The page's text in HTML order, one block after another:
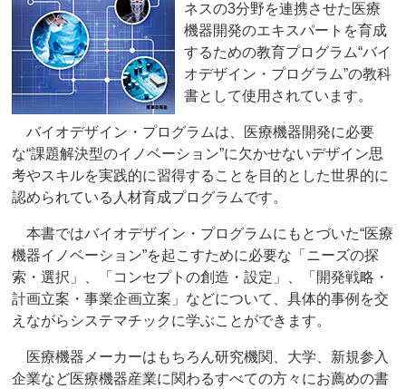
ネスの3分野を連携させた医療
機器開発のエキスパートを育成
するための教育プログラム“バイ
オデザイン・プログラム”の教科
書として使用されています。
バイオデザイン・プログラムは、医療機器開発に必要
な“課題解決型のイノベーション”に欠かせないデザイン思
考やスキルを実践的に習得することを目的とした世界的に
認められている人材育成プログラムです。
本書ではバイオデザイン・プログラムにもとづいた“医療
機器イノベーション”を起こすために必要な「ニーズの探
索・選択」、「コンセプトの創造・設定」、「開発戦略・
計画立案・事業企画立案」などについて、具体的事例を交
えながらシステマチックに学ぶことができます。
医療機器メーカーはもちろん研究機関、大学、新規参入
企業など医療機器産業に関わるすべての方々にお薦めの書